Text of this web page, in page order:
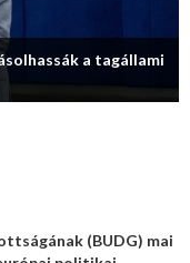
a tagállami
(BUDG) mai